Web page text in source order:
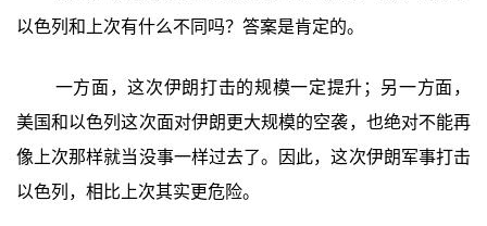
以色列和上次有什么不同吗？答案是肯定的。
一方面，这次伊朗打击的规模一定提升；另一方面，
美国和以色列这次面对伊朗更大规模的空袭，也绝对不能再
像上次那样就当没事一样过去了。因此，这次伊朗军事打击
以色列，相比上次其实更危险。